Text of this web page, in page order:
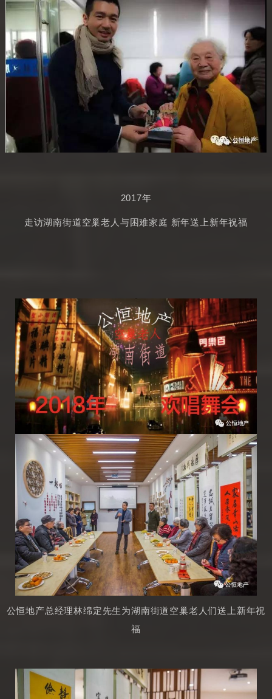
2017年
走访湖南街道空巢老人与困难家庭 新年送上新年祝福
公恒地产总经理林绵定先生为湖南街道空巢老人们送上新年祝
福